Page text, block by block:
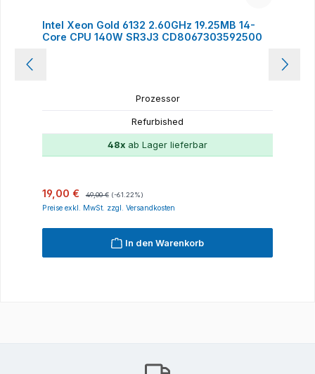
Intel Xeon Gold 6132 2.60GHz 19.25MB 14-
Core CPU 140W SR3J3 CD8067303592500
Prozessor
Refurbished
48x ab Lager lieferbar
Verkaufspreis:
19,00 € Regulärer Preis:
49,00 € (-61.22%)
Preise exkl. MwSt. zzgl. Versandkosten
In den Warenkorb